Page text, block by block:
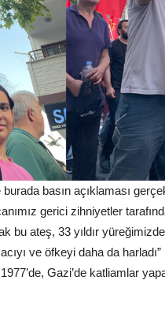
basın açıklaması
gerici zihniyetler
bu ateş, 33 yıldır
ve öfkeyi daha da
Gazi’de katliamlar